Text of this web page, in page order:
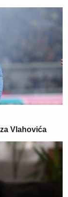
Vlahovića